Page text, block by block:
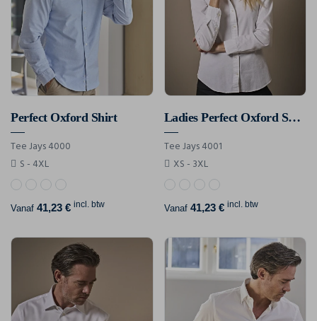
Perfect Oxford Shirt
Tee Jays 4000
S - 4XL
Vanaf 41,23 € incl. btw
Ladies Perfect Oxford Shirt
Tee Jays 4001
XS - 3XL
Vanaf 41,23 € incl. btw